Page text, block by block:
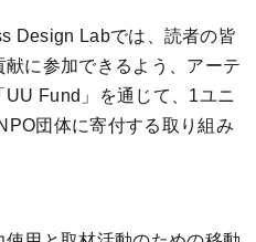
Design Labでは、読者の皆
に参加できるよう、アーテ
UU Fund 」を通じて、1ユニ
団体に寄付する取り組み